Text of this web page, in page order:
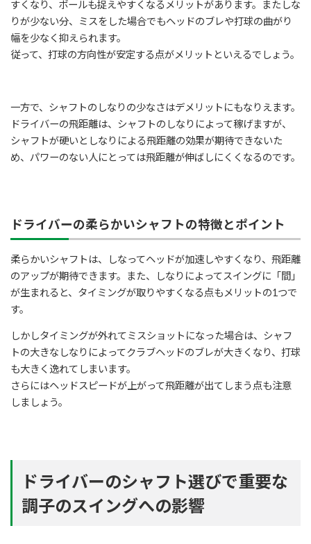
すくなり、ボールも捉えやすくなるメリットがあります。またしな
りが少ない分、ミスをした場合でもヘッドのブレや打球の曲がり
幅を少なく抑えられます。
従って、打球の方向性が安定する点がメリットといえるでしょう。
一方で、シャフトのしなりの少なさはデメリットにもなりえます。
ドライバーの飛距離は、シャフトのしなりによって稼げますが、
シャフトが硬いとしなりによる飛距離の効果が期待できないた
め、パワーのない人にとっては飛距離が伸ばしにくくなるのです。
ドライバーの柔らかいシャフトの特徴とポイント
柔らかいシャフトは、しなってヘッドが加速しやすくなり、飛距離
のアップが期待できます。また、しなりによってスイングに「間」
が生まれると、タイミングが取りやすくなる点もメリットの1つで
す。
しかしタイミングが外れてミスショットになった場合は、シャフ
トの大きなしなりによってクラブヘッドのブレが大きくなり、打球
も大きく逸れてしまいます。
さらにはヘッドスピードが上がって飛距離が出てしまう点も注意
しましょう。
ドライバーのシャフト選びで重要な
調子のスイングへの影響